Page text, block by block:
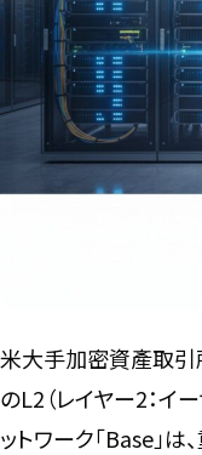
言語
米大手加密資產取引
のL2（レイヤー2：イ
ットワーク「Base」